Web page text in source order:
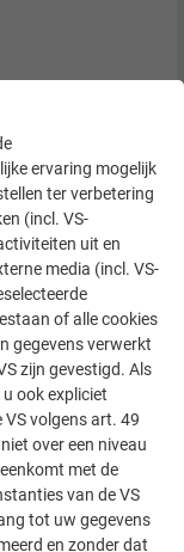
zijkant
ervaring mogelijk
ter verbetering
(incl. VS-
uit en
media (incl. VS-
of alle cookies
gegevens verwerkt
zijn gevestigd. Als
ook expliciet
volgens art. 49
over een niveau
met de
van de VS
tot uw gegevens
en zonder dat